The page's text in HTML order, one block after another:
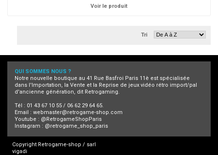
Voir le produit
Tri
QUI SOMMES NOUS ?
Notre nouvelle boutique au 41 Rue Basfroi Paris 11è est spécialisée
dans l'Importation, la Vente et la Reprise de jeux vidéo rétro import/pal
d'ancienne génération, dit Retrogaming.
Tél : 01 43 67 10 55 / 06 62 29 64 65.
Email : webmaster@retrogame-shop.com
Youtube : @RetrogameShopParis
Instagram : @retrogame_shop_paris
Copyright Retrogame-shop / sarl
vigadi